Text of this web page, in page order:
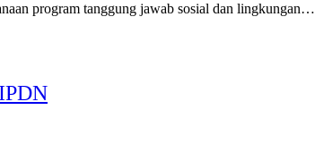
program tanggung jawab sosial dan lingkungan…